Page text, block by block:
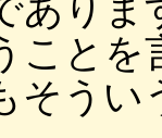
あり
ことを
そう